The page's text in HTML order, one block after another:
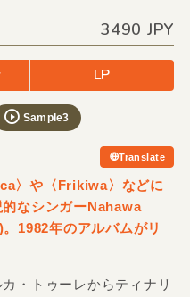
3490 JPY
LP
Sample3
Translate
〉や〈Frikiwa〉などに
なシンガーNahawa
1982年のアルバムがリ
・トゥーレからティナリ